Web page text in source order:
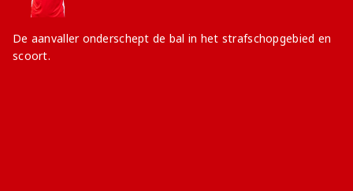
De aanvaller onderschept de bal in het strafschopgebied en
scoort.